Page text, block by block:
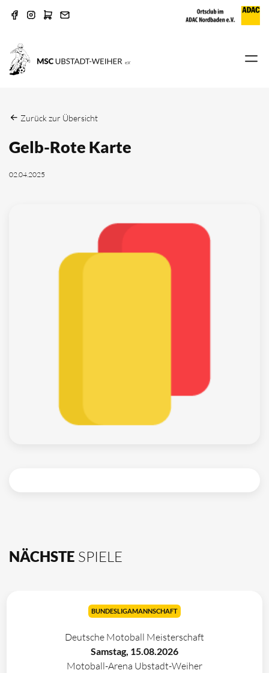
Zurück zur Übersicht
Gelb-Rote Karte
02.04.2025
NÄCHSTE SPIELE
BUNDESLIGAMANNSCHAFT
Deutsche Motoball Meisterschaft
Samstag, 15.08.2026
Motoball-Arena Ubstadt-Weiher